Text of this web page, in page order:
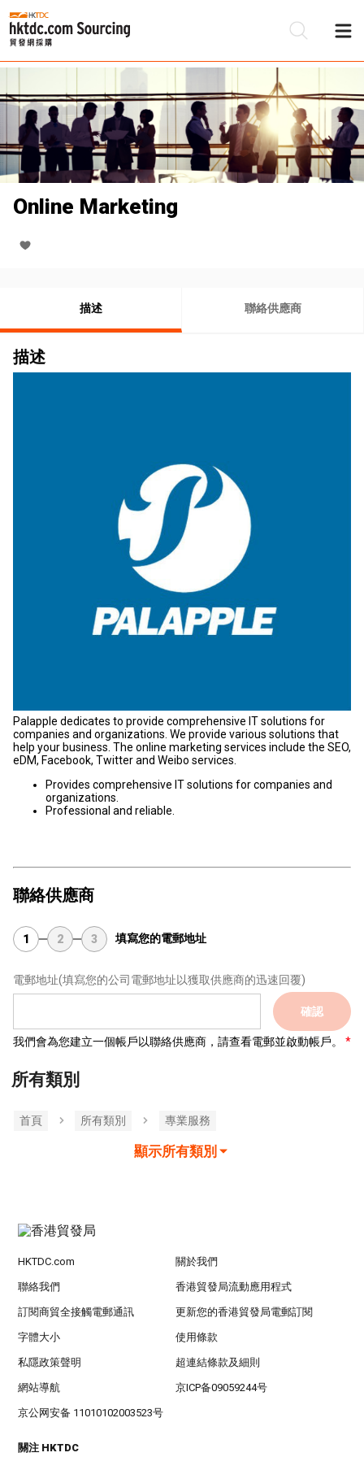
Online Marketing
描述 聯絡供應商
描述
Palapple dedicates to provide comprehensive IT solutions for
companies and organizations. We provide various solutions that
help your business. The online marketing services include the SEO,
eDM, Facebook, Twitter and Weibo services.
Provides comprehensive IT solutions for companies and
organizations.
Professional and reliable.
聯絡供應商
1 2 3 填寫您的電郵地址
電郵地址(填寫您的公司電郵地址以獲取供應商的迅速回覆)
確認
我們會為您建立一個帳戶以聯絡供應商，請查看電郵並啟動帳戶。
所有類別
首頁 所有類別 專業服務
顯示所有類別
HKTDC.com 關於我們
聯絡我們 香港貿發局流動應用程式
訂閱商貿全接觸電郵通訊 更新您的香港貿發局電郵訂閱
字體大小 使用條款
私隱政策聲明 超連結條款及細則
網站導航 京ICP备09059244号
京公网安备 11010102003523号
關注 HKTDC